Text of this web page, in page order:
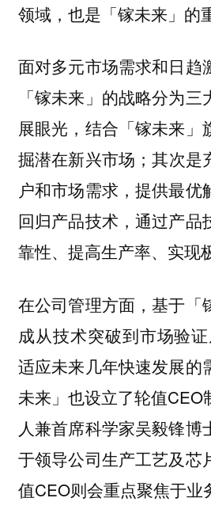
领域，也是「镓未来」的
面对多元市场需求和日趋
「镓未来」的战略分为
展眼光，结合「镓未来」
掘潜在新兴市场；其次是
户和市场需求，提供最优
回归产品技术，通过产品
靠性、提高生产率、实现
在公司管理方面，基于「
成从技术突破到市场验
适应未来几年快速发展的
未来」也设立了轮值CEO
人兼首席科学家吴毅锋博
于领导公司生产工艺及芯
值CEO则会重点聚焦于业